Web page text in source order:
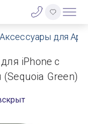
Аксессуары для
iPhone с
Green)